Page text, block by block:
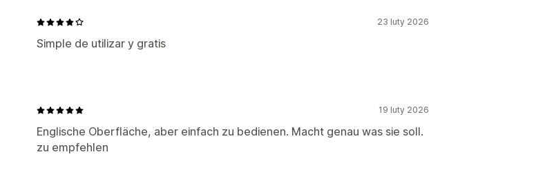
23 luty 2026
Simple de utilizar y gratis
19 luty 2026
Englische Oberfläche, aber einfach zu bedienen. Macht genau was sie soll.
zu empfehlen